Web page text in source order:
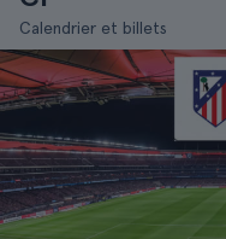
Calendrier et billets